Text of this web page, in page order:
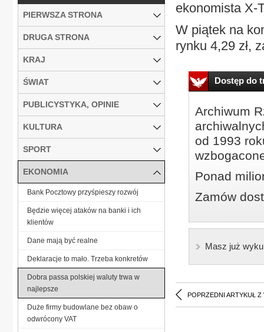
ekonomista X-
W piątek na
rynku 4,29 zł,
Dostęp do
Archiwum
od 1993
Ponad
Zamów
Masz już
POPRZEDNI ARTYKUŁ Z
PIERWSZA STRONA
DRUGA STRONA
KRAJ
ŚWIAT
PUBLICYSTYKA, OPINIE
KULTURA
SPORT
EKONOMIA
Bank Pocztowy przyśpieszy rozwój
Będzie więcej ataków na banki i ich
klientów
Dane mają być realne
Deklaracje to mało. Trzeba konkretów
Dobra passa polskiej waluty trwa w
najlepsze
Duże firmy budowlane bez obaw o
odwrócony VAT